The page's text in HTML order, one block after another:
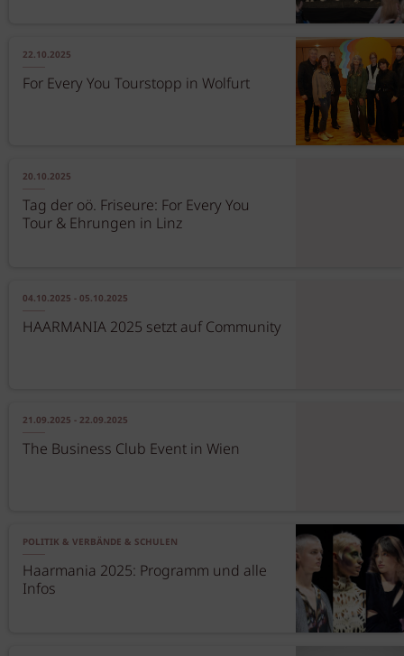
22.10.2025
For Every You Tourstopp in Wolfurt
20.10.2025
Tag der oö. Friseure: For Every You
Tour & Ehrungen in Linz
04.10.2025 - 05.10.2025
HAARMANIA 2025 setzt auf Community
21.09.2025 - 22.09.2025
The Business Club Event in Wien
POLITIK & VERBÄNDE & SCHULEN
Haarmania 2025: Programm und alle
Infos